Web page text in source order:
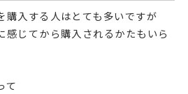
購入する人はとても多いですが
感じてから購入されるかたもいら
て